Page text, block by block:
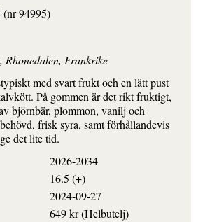
(nr 94995)
Rhonedalen, Frankrike
med svart frukt och en lätt pust
På gommen är det rikt fruktigt,
björnbär, plommon, vanilj och
frisk syra, samt förhållandevis
det lite tid.
2026-2034
16.5 (+)
2024-09-27
649 kr (Helbutelj)